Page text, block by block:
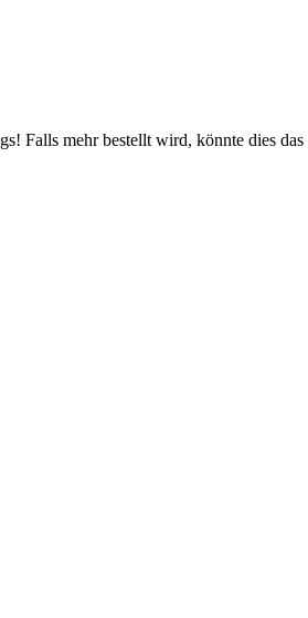
Falls mehr bestellt wird, könnte dies